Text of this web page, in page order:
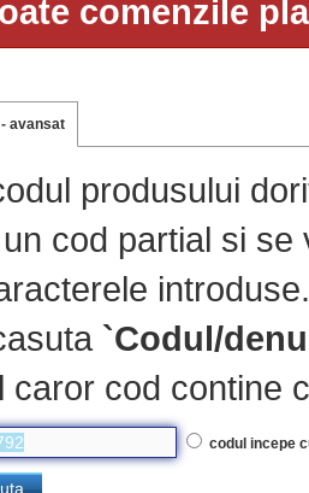
comenzile
avansat
produsului
cod partial si
introduse.
`Codul/
caror cod contine
codul incepe